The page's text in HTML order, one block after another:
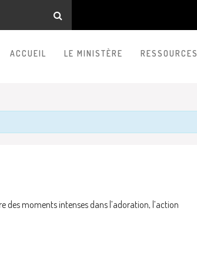
ACCUEIL LE MINISTÈRE RESSOURCES
des moments intenses dans l’adoration, l’action